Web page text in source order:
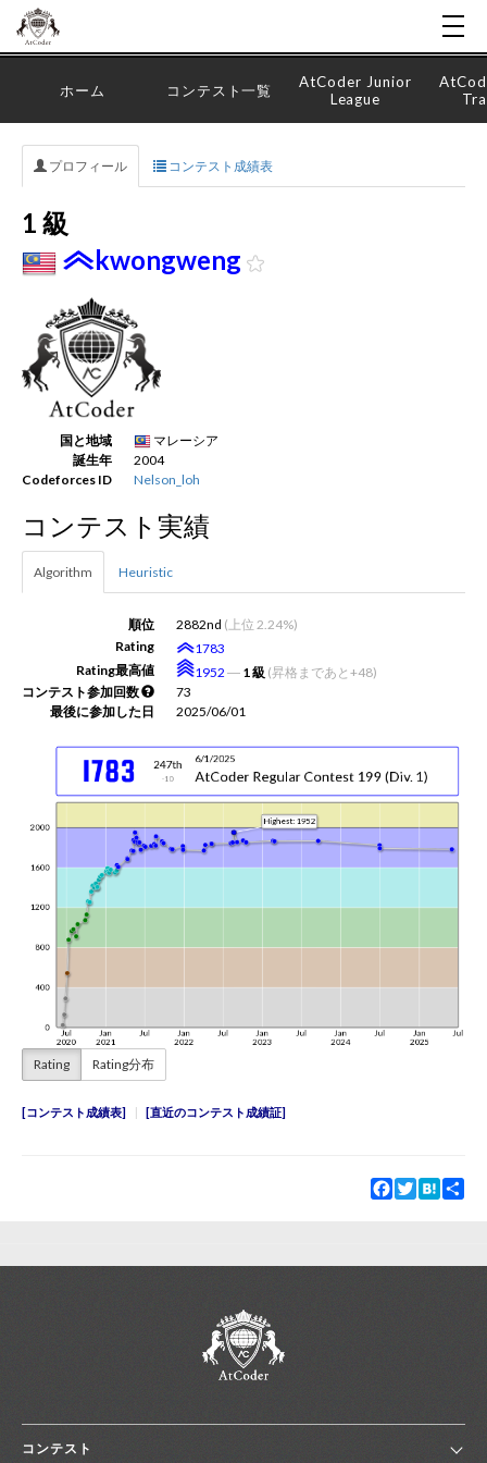
新規登録
ホーム コンテスト一覧
AtCoder Junior
League
プロフィール コンテスト成績表
1 級
kwongweng
国と地域
マレーシア
誕生年
2004
Codeforces ID
Nelson_loh
コンテスト実績
Algorithm Heuristic
順位 2882nd (上位 2.24%)
Rating
1783
Rating最高値
1952 ― 1 級 (昇格まであと+48)
コンテスト参加回数
73
最後に参加した日
2025/06/01
Rating Rating分布
コンテスト成績表 直近のコンテスト成績証
Facebook
TwitterHatena
コンテスト